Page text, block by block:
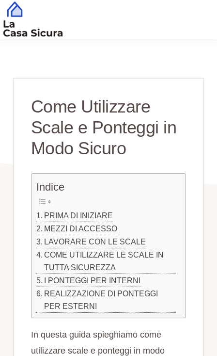
Skip
to
main
Skip
to
primary
che
Come Utilizzare
Scale e Ponteggi in
Modo Sicuro
Indice
PRIMA DI INIZIARE
MEZZI DI ACCESSO
LAVORARE CON LE SCALE
COME UTILIZZARE LE SCALE IN
TUTTA SICUREZZA
I PONTEGGI PER INTERNI
REALIZZAZIONE DI PONTEGGI
PER ESTERNI
In questa guida spieghiamo come
utilizzare scale e ponteggi in modo